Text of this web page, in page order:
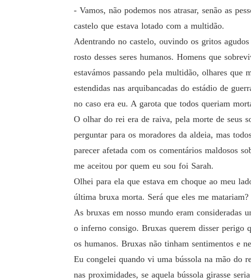
- Vamos, não podemos nos atrasar, senão as
castelo que estava lotado com a multidão.
Adentrando no castelo, ouvindo os gritos
rosto desses seres humanos. Homens que
estavámos passando pela multidão, olhares
estendidas nas arquibancadas do estádio de
no caso era eu. A garota que todos queriam
O olhar do rei era de raiva, pela morte de seus
perguntar para os moradores da aldeia, mas
parecer afetada com os comentários maldosos
me aceitou por quem eu sou foi Sarah.
Olhei para ela que estava em choque ao meu
última bruxa morta. Será que eles me
As bruxas em nosso mundo eram consideradas
o inferno consigo. Bruxas querem disser perigo
os humanos. Bruxas não tinham sentimentos e
Eu congelei quando vi uma bússola na mão do
nas proximidades, se aquela bússola girasse